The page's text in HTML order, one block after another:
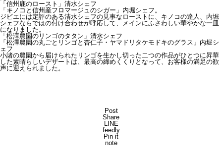
「信州鹿のロースト」清水シェフ
「キノコと信州産フロマージュのシガー」内堀シェフ。
ジビエには定評のある清水シェフの見事なローストに、キノコの達人、内堀
シェフならではの付け合わせが呼応して、メインにふさわしい華やかな一皿
になりました。
「松澤農園のリンゴのタタン」清水シェフ
「松澤農園の丸ごとリンゴと杏仁子・ヤマドリタケモドキのグラス」内堀シ
ェフ
小諸の農園から届けられたリンゴを生かし切った二つの作品がひとつに昇華
した素晴らしいデザートは、最高の締めくくりとなって、お客様の満足の歓
声に迎えられました。
Post
Share
LINE
feedly
Pin it
note